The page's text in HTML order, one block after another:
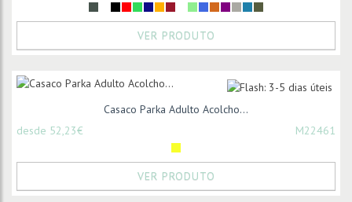
VER PRODUTO
Casaco Parka Adulto Acolcho...
desde 52,23€
M22461
VER PRODUTO